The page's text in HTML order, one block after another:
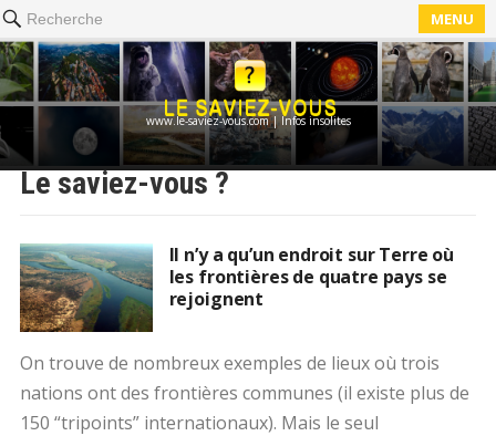
Recherche MENU
www.le-saviez-vous.com | Infos insolites
Le saviez-vous ?
Il n’y a qu’un endroit sur Terre où
les frontières de quatre pays se
rejoignent
On trouve de nombreux exemples de lieux où trois
nations ont des frontières communes (il existe plus de
150 “tripoints” internationaux). Mais le seul